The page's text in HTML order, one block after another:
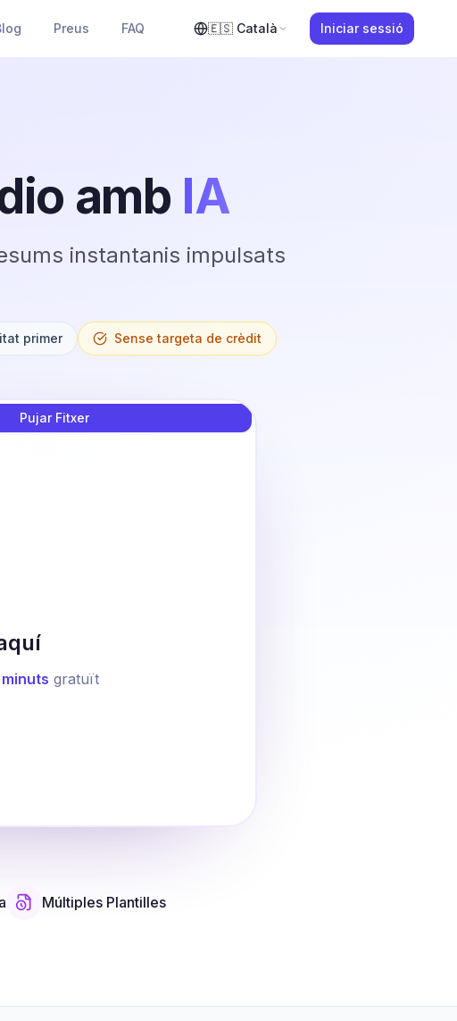
Preus FAQ 🇪🇸 Català Iniciar sessió
amb IA
instantanis impulsats
primer Sense targeta de crèdit
Pujar Fitxer
gratuït
Múltiples Plantilles